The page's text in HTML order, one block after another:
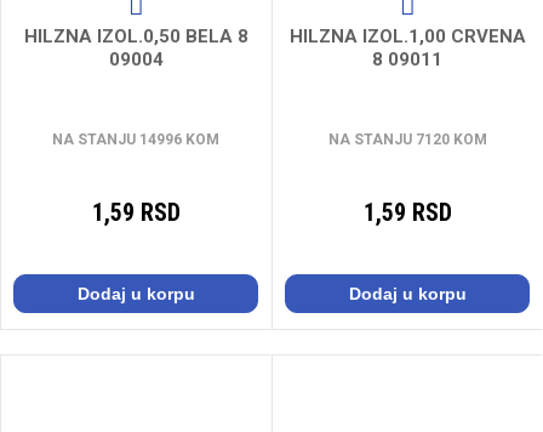
HILZNA IZOL.0,50 BELA 8
09004
NA STANJU 14996 KOM
1,59 RSD
Dodaj u korpu
HILZNA IZOL.1,00 CRVENA
8 09011
NA STANJU 7120 KOM
1,59 RSD
Dodaj u korpu